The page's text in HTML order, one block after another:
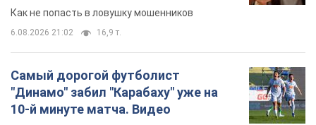
Как не попасть в ловушку мошенников
6.08.2026 21:02 16,9 т.
Самый дорогой футболист
"Динамо" забил "Карабаху" уже на
10-й минуте матча. Видео